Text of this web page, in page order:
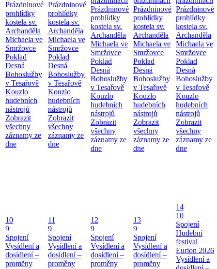
Prázdninové
prohlídky
kostela sv.
Archanděla
Michaela ve
Smržovce
Poklad
Desná
Bohoslužby
v Tesařově
Kouzlo
hudebních
nástrojů
Zobrazit
všechny
záznamy ze
dne
Prázdninové
prohlídky
kostela sv.
Archanděla
Michaela ve
Smržovce
Poklad
Desná
Bohoslužby
v Tesařově
Kouzlo
hudebních
nástrojů
Zobrazit
všechny
záznamy ze
dne
Prázdninové
prohlídky
kostela sv.
Archanděla
Michaela ve
Smržovce
Poklad
Desná
Bohoslužby
v Tesařově
Kouzlo
hudebních
nástrojů
Zobrazit
všechny
záznamy ze
dne
Prázdninové
prohlídky
kostela sv.
Archanděla
Michaela ve
Smržovce
Poklad
Desná
Bohoslužby
v Tesařově
Kouzlo
hudebních
nástrojů
Zobrazit
všechny
záznamy ze
dne
Prázdninové
prohlídky
kostela sv.
Archanděla
Michaela ve
Smržovce
Poklad
Desná
Bohoslužby
v Tesařově
Kouzlo
hudebních
nástrojů
Zobrazit
všechny
záznamy ze
dne
10
9
Spojení
Vysídlení a
dosídlení –
proměny
11
9
Spojení
Vysídlení a
dosídlení –
proměny
12
9
Spojení
Vysídlení a
dosídlení –
proměny
13
9
Spojení
Vysídlení a
dosídlení –
proměny
14
10
Spojení
Hudební
festival
Eurion 2026
Vysídlení a